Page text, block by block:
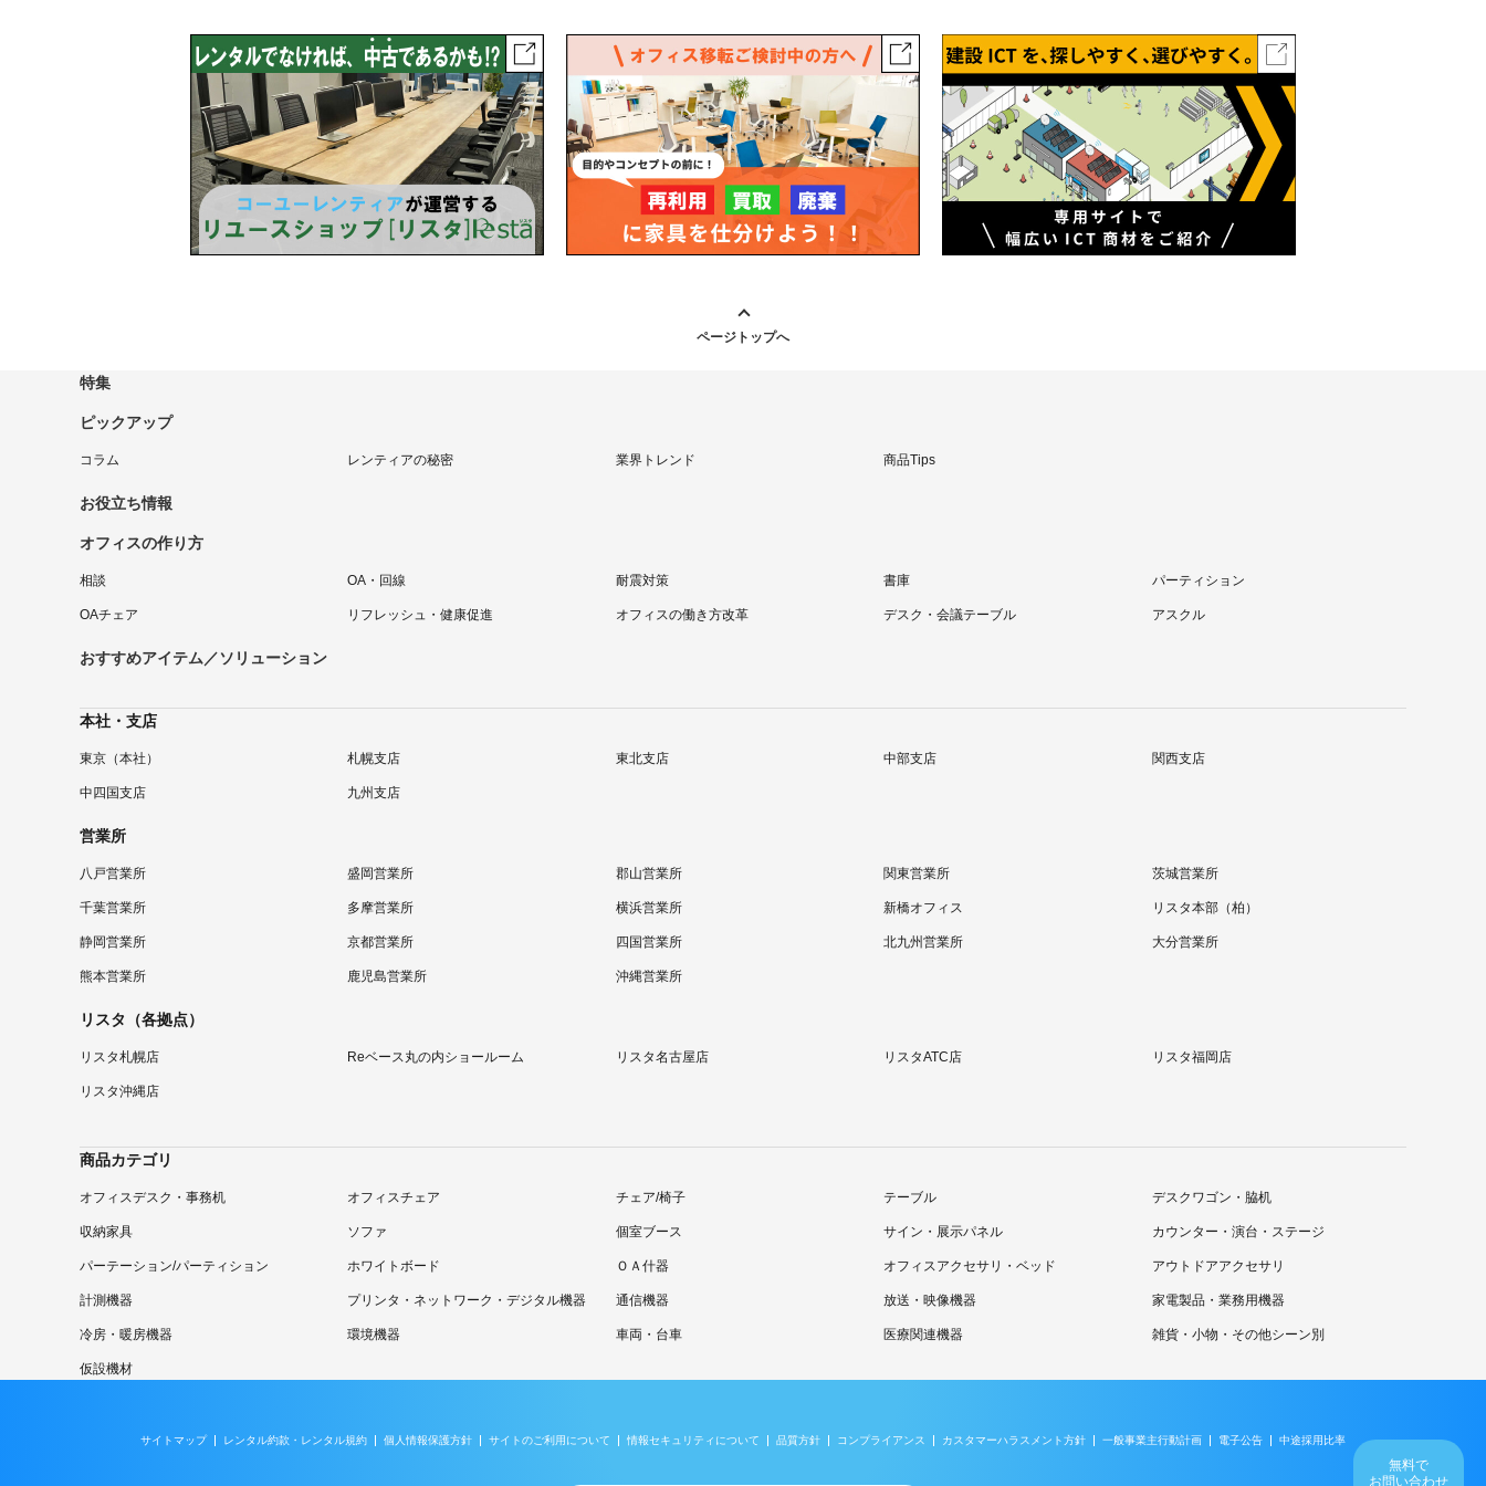
無料で
お問い合わせ
ページトップへ
特集
ピックアップ
コラム レンティアの秘密 業界トレンド 商品Tips
お役立ち情報
オフィスの作り方
相談 OA・回線 耐震対策 書庫 パーティション
OAチェア リフレッシュ・健康促進 オフィスの働き方改革 デスク・会議テーブル アスクル
おすすめアイテム／ソリューション
本社・支店
東京（本社） 札幌支店 東北支店 中部支店 関西支店
中四国支店 九州支店
営業所
八戸営業所 盛岡営業所 郡山営業所 関東営業所 茨城営業所
千葉営業所 多摩営業所 横浜営業所 新橋オフィス リスタ本部（柏）
静岡営業所 京都営業所 四国営業所 北九州営業所 大分営業所
熊本営業所 鹿児島営業所 沖縄営業所
リスタ（各拠点）
リスタ札幌店 Reベース丸の内ショールーム リスタ名古屋店 リスタATC店 リスタ福岡店
リスタ沖縄店
商品カテゴリ
オフィスデスク・事務机 オフィスチェア チェア/椅子 テーブル デスクワゴン・脇机
収納家具 ソファ 個室ブース サイン・展示パネル カウンター・演台・ステージ
パーテーション/パーティション ホワイトボード ＯＡ什器 オフィスアクセサリ・ベッド アウトドアアクセサリ
計測機器 プリンタ・ネットワーク・デジタル機器 通信機器 放送・映像機器 家電製品・業務用機器
冷房・暖房機器 環境機器 車両・台車 医療関連機器 雑貨・小物・その他シーン別
仮設機材
サイトマップ レンタル約款・レンタル規約 個人情報保護方針 サイトのご利用について 情報セキュリティについて 品質方針 コンプライアンス カスタマーハラスメント方針 一般事業主行動計画 電子公告 中途採用比率